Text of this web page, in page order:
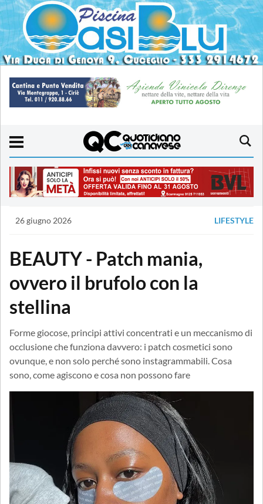
26 giugno 2026 LIFESTYLE
BEAUTY - Patch mania,
ovvero il brufolo con la
stellina
Forme giocose, principi attivi concentrati e un meccanismo di
occlusione che funziona davvero: i patch cosmetici sono
ovunque, e non solo perché sono instagrammabili. Cosa
sono, come agiscono e cosa non possono fare